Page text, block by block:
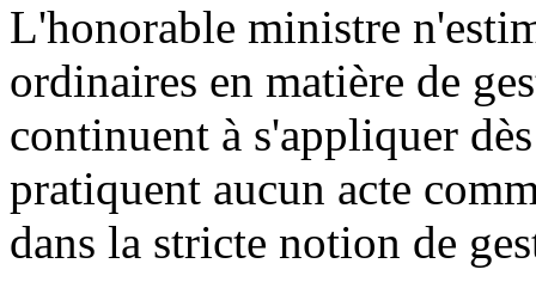
L'honorable ministre
ordinaires en matière de
continuent à s'appliquer
pratiquent aucun acte
dans la stricte notion de